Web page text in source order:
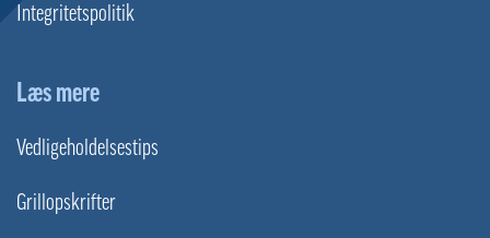
Integritetspolitik
Læs mere
Vedligeholdelsestips
Grillopskrifter